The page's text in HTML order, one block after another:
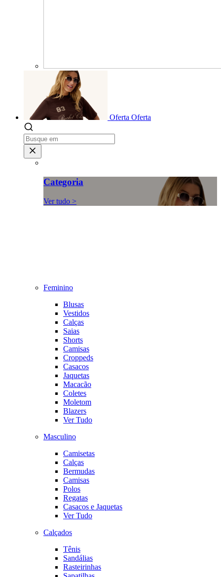
Oferta Oferta
Categoria
Ver tudo >
Feminino
Blusas
Vestidos
Calças
Saias
Shorts
Camisas
Croppeds
Casacos
Jaquetas
Macacão
Coletes
Moletom
Blazers
Ver Tudo
Masculino
Camisetas
Calças
Bermudas
Camisas
Polos
Regatas
Casacos e Jaquetas
Ver Tudo
Calçados
Tênis
Sandálias
Rasteirinhas